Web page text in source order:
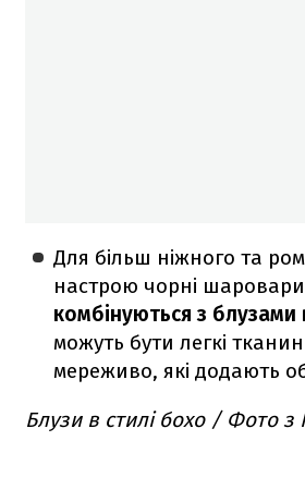
Для більш ніжного та
настрою чорні
комбінуються з блузами
можуть бути легкі
мереживо, які додають
Блузи в стилі бохо / Фото з